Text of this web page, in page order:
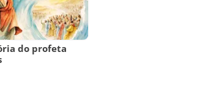
do profeta